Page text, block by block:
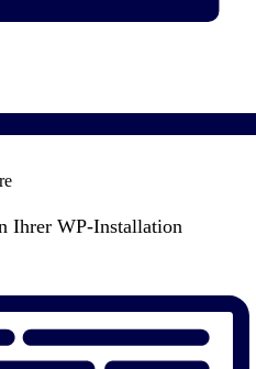
Ihrer WP-Installation